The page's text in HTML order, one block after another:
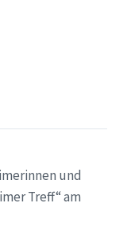
und
Treff“ am